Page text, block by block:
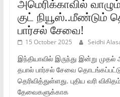
அமெரிக்காவில்
குட் நியூஸ்..மீண்டும்
பார்சல் சேவை!
15 October 2025 Seidhi
இந்தியாவில் இருந்து இன்று முதல்
தபால் பார்சல் சேவை
தெரிவித்துள்ளது. புதிய வரி
தேவைகளுக்காக